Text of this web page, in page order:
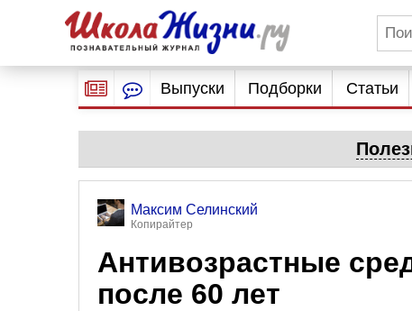
Выпуски Подборки Статьи
Максим Селинский
Копирайтер
Антивозрастные
после 60 лет